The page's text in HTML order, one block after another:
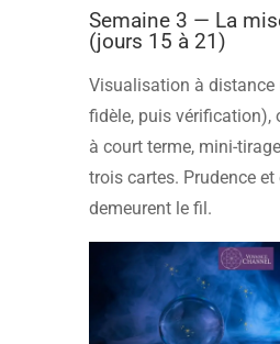
Semaine 3 — La
(jours 15 à 21)
Visualisation à distance
fidèle, puis vérification),
à court terme, mini-
trois cartes. Prudence et
demeurent le fil.